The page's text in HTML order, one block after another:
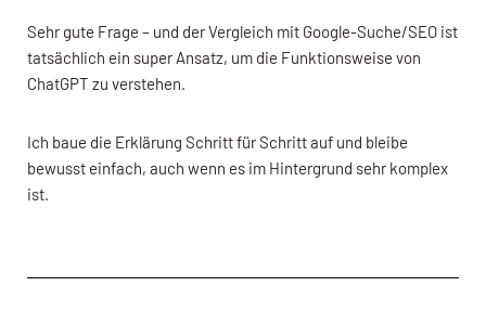
Sehr gute Frage – und der Vergleich mit Google-Suche/SEO ist
tatsächlich ein super Ansatz, um die Funktionsweise von
ChatGPT zu verstehen.
Ich baue die Erklärung Schritt für Schritt auf und bleibe
bewusst einfach, auch wenn es im Hintergrund sehr komplex
ist.